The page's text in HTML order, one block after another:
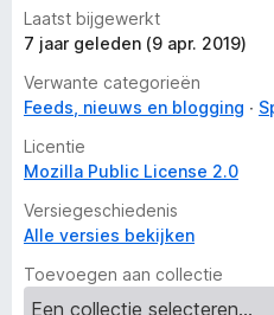
Laatst bijgewerkt
7 jaar geleden (9 apr. 2019)
Verwante categorieën
Feeds, nieuws en blogging
Licentie
Mozilla Public License 2.0
Versiegeschiedenis
Alle versies bekijken
Toevoegen aan collectie